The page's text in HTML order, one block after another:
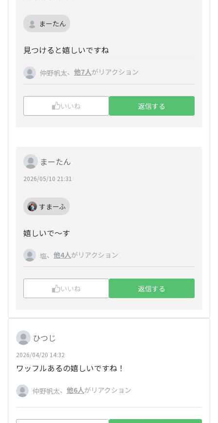
まーたん
見つけると嬉しいですね
仲野帆太、 他7人がリアクション
いいね 返信する
まーたん
2026/05/10 21:31
すまーふ
嬉しいで～す
塩、 他4人がリアクション
いいね 返信する
ひつじ
2026/04/20 14:32
ワッフルあるの嬉しいですね！
仲野帆太、 他6人がリアクション